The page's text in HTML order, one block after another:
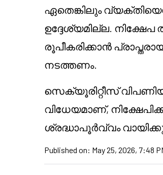
ഏതെങ്കിലും
ഉദ്ദേശ്യമില്ല.
രൂപീകരിക്കാൻ
നടത്തണം.
സെക്യൂരിറ്റീസ്
വിധേയമാണ്,
ശ്രദ്ധാപൂർവ്വം
Published on: May 25, 2026, 7:48